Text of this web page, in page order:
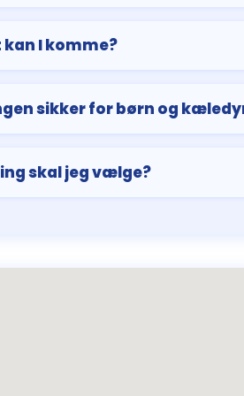
I komme?
sikker for børn og
skal jeg vælge?